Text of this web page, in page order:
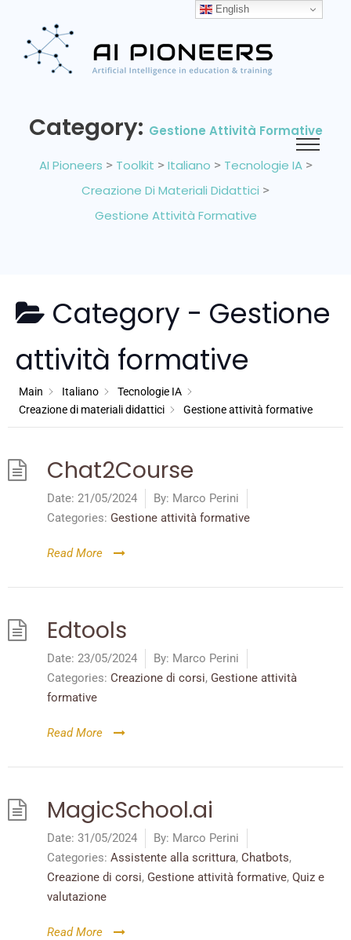
Category: Gestione Attività Formative
AI Pioneers > Toolkit > Italiano > Tecnologie IA>
Creazione Di Materiali Didattici >
Gestione Attività Formative
Category - Gestione
attività formative
Main Italiano
Tecnologie IA
Creazione di materiali didattici
Gestione attività formative
Chat2Course
Date: 21/05/2024 By: Marco Perini
Categories: Gestione attività formative
Read More
Edtools
Date: 23/05/2024 By: Marco Perini
Categories: Creazione di corsi, Gestione attività
formative
Read More
MagicSchool.ai
Date: 31/05/2024 By: Marco Perini
Categories: Assistente alla scrittura, Chatbots,
Creazione di corsi, Gestione attività formative, Quiz e
valutazione
Read More
English